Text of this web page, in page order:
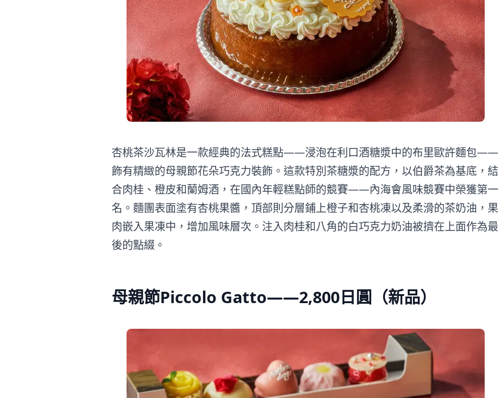
杏桃茶沙瓦林是一款經典的法式糕點——浸泡在利口酒糖漿中的布里歐許麵包——
飾有精緻的母親節花朵巧克力裝飾。這款特別茶糖漿的配方，以伯爵茶為基底，結
合肉桂、橙皮和蘭姆酒，在國內年輕糕點師的競賽——內海會風味競賽中榮獲第一
名。麵團表面塗有杏桃果醬，頂部則分層鋪上橙子和杏桃凍以及柔滑的茶奶油，果
肉嵌入果凍中，增加風味層次。注入肉桂和八角的白巧克力奶油被擠在上面作為最
後的點綴。
母親節Piccolo Gatto——2,800日圓（新品）